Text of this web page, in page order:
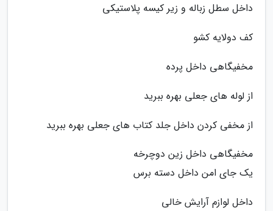
داخل سطل زباله و زیر کیسه پلاستیکی
کف دولایه کشو
مخفیگاهی داخل پرده
از لوله های جعلی بهره ببرید
از مخفی کردن داخل جلد کتاب های جعلی بهره ببرید
مخفیگاهی داخل زین دوچرخه
یک جای امن داخل دسته برس
داخل لوازم آرایش خالی